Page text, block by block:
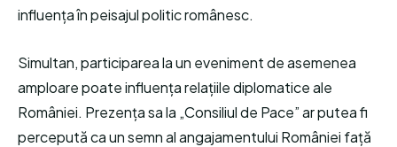
influența în peisajul politic românesc.
Simultan, participarea la un eveniment de asemenea
amploare poate influența relațiile diplomatice ale
României. Prezența sa la „Consiliul de Pace” ar putea fi
percepută ca un semn al angajamentului României față